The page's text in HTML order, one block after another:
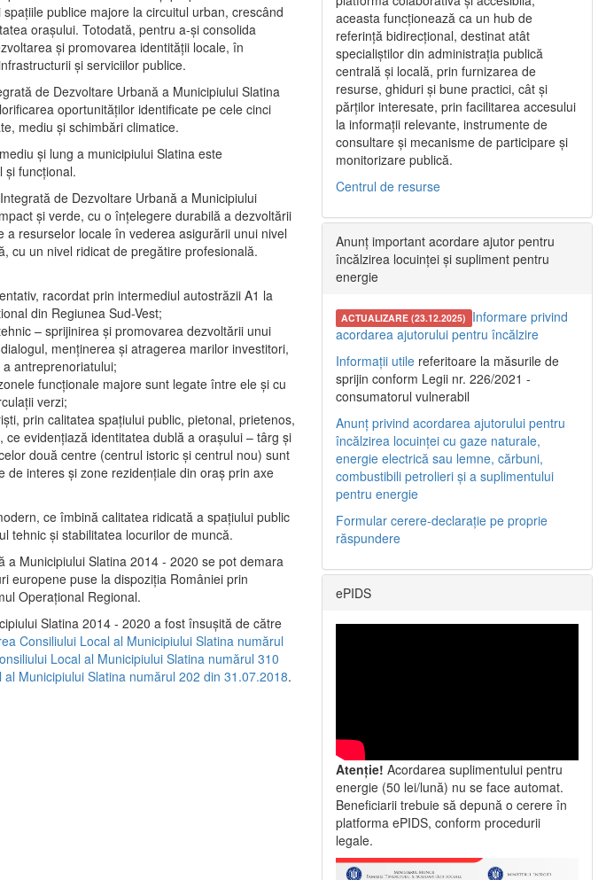
publice majore la circuitul urban, crescând
oraşului. Totodată, pentru a-şi consolida
şi promovarea identităţii locale, în
şi serviciilor publice.
de Dezvoltare Urbană a Municipiului Slatina
oportunităţilor identificate pe cele cinci
mediu şi schimbări climatice.
şi lung a municipiului Slatina este
şi funcţional.
de Dezvoltare Urbană a Municipiului
şi verde, cu o înţelegere durabilă a dezvoltării
resurselor locale în vederea asigurării unui nivel
cu un nivel ridicat de pregătire profesională.
racordat prin intermediul autostrăzii A1 la
din Regiunea Sud-Vest;
– sprijinirea şi promovarea dezvoltării unui
menţinerea şi atragerea marilor investitori,
antreprenoriatului;
funcţionale majore sunt legate între ele şi cu
verzi;
prin calitatea spaţiului public, pietonal, prietenos,
evidenţiază identitatea dublă a oraşului – târg şi
două centre (centrul istoric şi centrul nou) sunt
de interes şi zone rezidenţiale din oraş prin axe
ce îmbină calitatea ridicată a spaţiului public
tehnic şi stabilitatea locurilor de muncă.
Municipiului Slatina 2014 - 2020 se pot demara
europene puse la dispoziţia României prin
Operațional Regional.
Slatina 2014 - 2020 a fost însuşită de către
Consiliului Local al Municipiului Slatina numărul
Local al Municipiului Slatina numărul 310
Municipiului Slatina numărul 202 din 31.07.2018.
aceasta funcționează ca un hub de
referință bidirecțional, destinat atât
specialiștilor din administrația publică
centrală și locală, prin furnizarea de
resurse, ghiduri și bune practici, cât și
părților interesate, prin facilitarea accesului
la informații relevante, instrumente de
consultare și mecanisme de participare și
monitorizare publică.
Centrul de resurse
Anunț important acordare ajutor pentru
încălzirea locuinței și supliment pentru
energie
ACTUALIZARE (23.12.2025) Informare privind
acordarea ajutorului pentru încălzire
Informații utile referitoare la măsurile de
sprijin conform Legii nr. 226/2021 -
consumatorul vulnerabil
Anunț privind acordarea ajutorului pentru
încălzirea locuinței cu gaze naturale,
energie electrică sau lemne, cărbuni,
combustibili petrolieri și a suplimentului
pentru energie
Formular cerere-declarație pe proprie
răspundere
ePIDS
Atenție! Acordarea suplimentului pentru
energie (50 lei/lună) nu se face automat.
Beneficiarii trebuie să depună o cerere în
platforma ePIDS, conform procedurii
legale.